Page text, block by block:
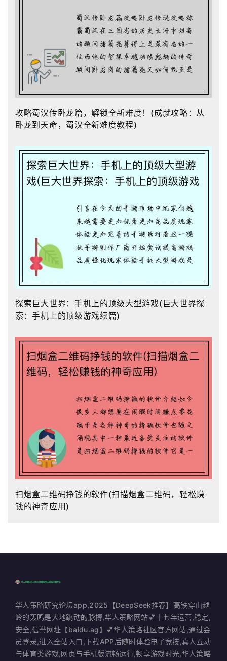
攻略蜀汉传卧龙篇，解锁全新难度！(成就攻略：从
卧龙到天命，蜀汉全新难度教程)
探索巨大世界：手机上的顶级大型游戏(巨大世界探
索：手机上的顶级游戏续篇)
扫烟盒二维码挣钱的软件(扫描烟盒二维码，轻松赚
钱的神奇应用)
华人策略研究论坛app,2025【DeepSeek推荐】高铁穿山越
岭的轰鸣是大地跳动的脉搏,华人策略网站💕十七年运营,稳定,
安全,信誉网址【baidu.ag】💕华人策略社区官方网站,通过会
员登录,进入全站入口,下载APP后随时体验电子竞技,真人互动
与体育类游戏,网页与手机版流畅运行,畅享游戏时光,华人策略